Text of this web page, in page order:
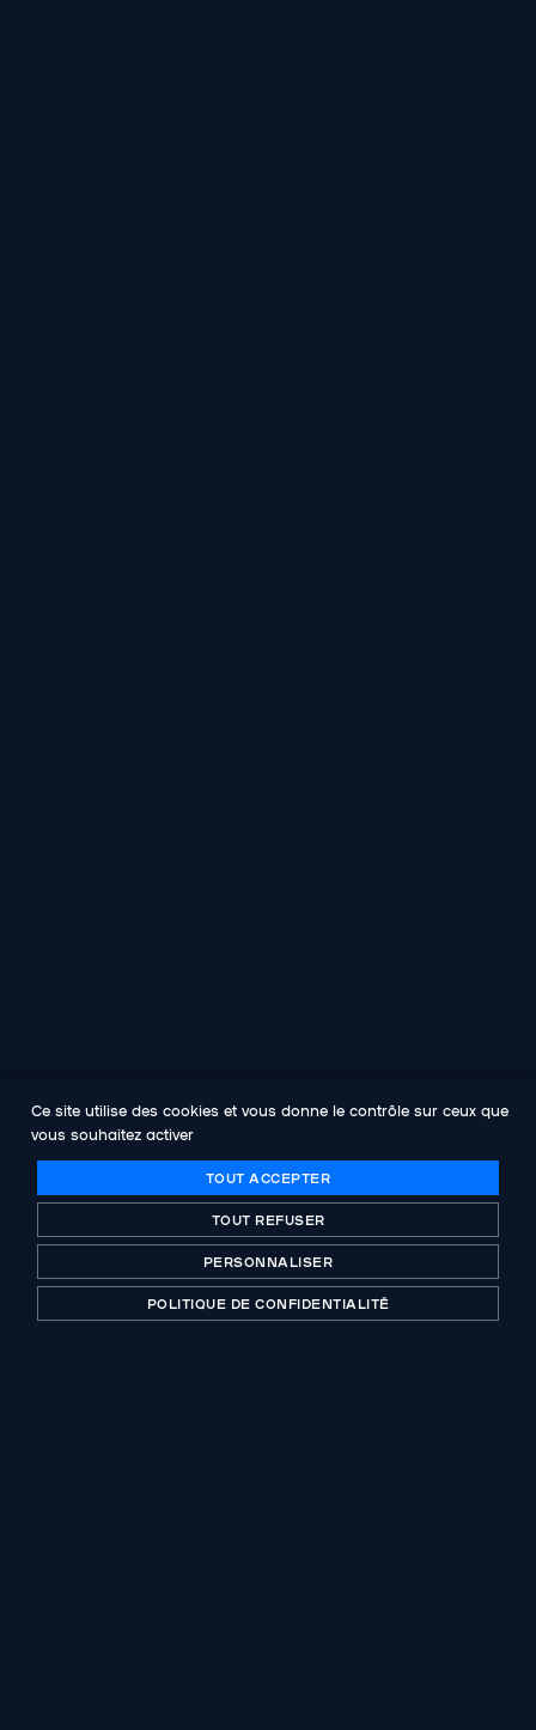
NOTE D'INFORMATION
DÉFILER
Ce site utilise des cookies et vous donne le contrôle sur ceux que
vous souhaitez activer
TOUT ACCEPTER
TOUT REFUSER
PERSONNALISER
POLITIQUE DE CONFIDENTIALITÉ